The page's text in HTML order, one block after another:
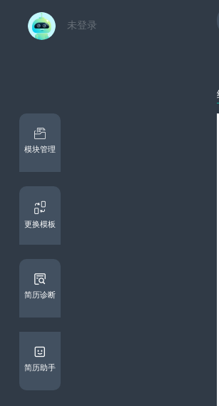
未登录
模块管理
更换模板
简历诊断
简历助手